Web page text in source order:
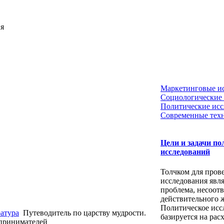
Путеводитель по царству мудрости.
Маркетинговые
Социологические
Политические
Современные
Цели и задачи
исследований
Толчком для
исследования
проблема,
действительного
Политическое
базируется на